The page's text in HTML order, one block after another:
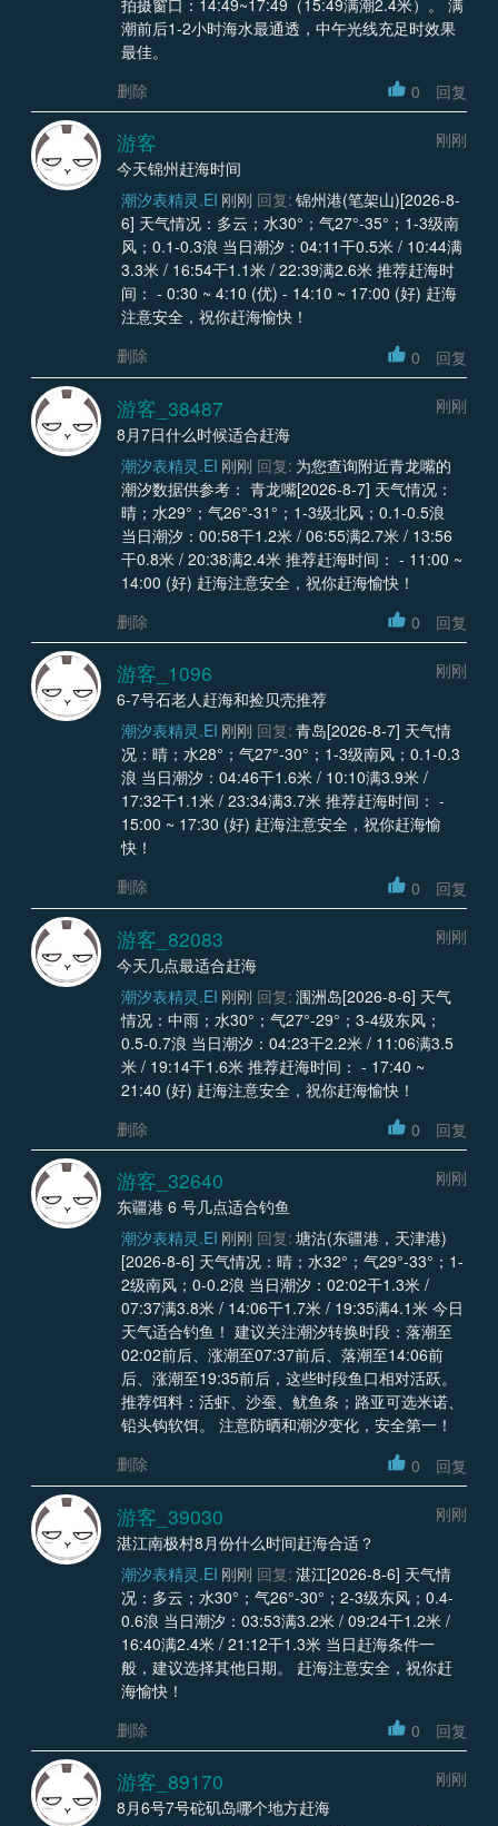
潮前后1-2小时海水最通透，中午光线充足时效果
最佳。
删除
0 回复
游客
刚刚
今天锦州赶海时间
潮汐表精灵.EI 刚刚 回复: 锦州港(笔架山)[2026-8-
6] 天气情况：多云；水30°；气27°-35°；1-3级南
风；0.1-0.3浪 当日潮汐：04:11干0.5米 / 10:44满
3.3米 / 16:54干1.1米 / 22:39满2.6米 推荐赶海时
间： - 0:30 ~ 4:10 (优) - 14:10 ~ 17:00 (好) 赶海
注意安全，祝你赶海愉快！
删除
0 回复
游客_38487
刚刚
8月7日什么时候适合赶海
潮汐表精灵.EI 刚刚 回复: 为您查询附近青龙嘴的
潮汐数据供参考： 青龙嘴[2026-8-7] 天气情况：
晴；水29°；气26°-31°；1-3级北风；0.1-0.5浪
当日潮汐：00:58干1.2米 / 06:55满2.7米 / 13:56
干0.8米 / 20:38满2.4米 推荐赶海时间： - 11:00 ~
14:00 (好) 赶海注意安全，祝你赶海愉快！
删除
0 回复
游客_1096
刚刚
6-7号石老人赶海和捡贝壳推荐
潮汐表精灵.EI 刚刚 回复: 青岛[2026-8-7] 天气情
况：晴；水28°；气27°-30°；1-3级南风；0.1-0.3
浪 当日潮汐：04:46干1.6米 / 10:10满3.9米 /
17:32干1.1米 / 23:34满3.7米 推荐赶海时间： -
15:00 ~ 17:30 (好) 赶海注意安全，祝你赶海愉
快！
删除
0 回复
游客_82083
刚刚
今天几点最适合赶海
潮汐表精灵.EI 刚刚 回复: 涠洲岛[2026-8-6] 天气
情况：中雨；水30°；气27°-29°；3-4级东风；
0.5-0.7浪 当日潮汐：04:23干2.2米 / 11:06满3.5
米 / 19:14干1.6米 推荐赶海时间： - 17:40 ~
21:40 (好) 赶海注意安全，祝你赶海愉快！
删除
0 回复
游客_32640
刚刚
东疆港 6 号几点适合钓鱼
潮汐表精灵.EI 刚刚 回复: 塘沽(东疆港，天津港)
[2026-8-6] 天气情况：晴；水32°；气29°-33°；1-
2级南风；0-0.2浪 当日潮汐：02:02干1.3米 /
07:37满3.8米 / 14:06干1.7米 / 19:35满4.1米 今日
天气适合钓鱼！ 建议关注潮汐转换时段：落潮至
02:02前后、涨潮至07:37前后、落潮至14:06前
后、涨潮至19:35前后，这些时段鱼口相对活跃。
推荐饵料：活虾、沙蚕、鱿鱼条；路亚可选米诺、
铅头钩软饵。 注意防晒和潮汐变化，安全第一！
删除
0 回复
游客_39030
刚刚
湛江南极村8月份什么时间赶海合适？
潮汐表精灵.EI 刚刚 回复: 湛江[2026-8-6] 天气情
况：多云；水30°；气26°-30°；2-3级东风；0.4-
0.6浪 当日潮汐：03:53满3.2米 / 09:24干1.2米 /
16:40满2.4米 / 21:12干1.3米 当日赶海条件一
般，建议选择其他日期。 赶海注意安全，祝你赶
海愉快！
删除
0 回复
游客_89170
刚刚
8月6号7号砣矶岛哪个地方赶海